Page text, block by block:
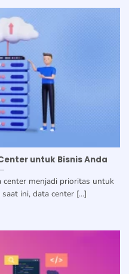
untuk Bisnis Anda
menjadi prioritas untuk
ini, data center [...]